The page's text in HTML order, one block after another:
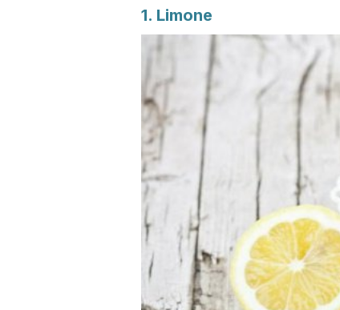
1. Limone